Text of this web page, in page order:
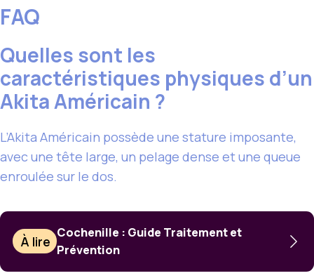
FAQ
Quelles sont les
caractéristiques physiques d’un
Akita Américain ?
L’Akita Américain possède une stature imposante,
avec une tête large, un pelage dense et une queue
enroulée sur le dos.
À lire
Cochenille : Guide Traitement et
Prévention